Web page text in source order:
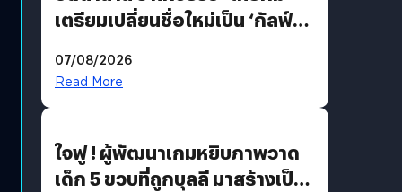
เตรียมเปลี่ยนชื่อใหม่เป็น ‘กัลฟ์
อวกาศเต็มสูบ
07/08/2026
Read More
ใจฟู ! ผู้พัฒนาเกมหยิบภาพวาด
เด็ก 5 ขวบที่ถูกบุลลี มาสร้างเป็น